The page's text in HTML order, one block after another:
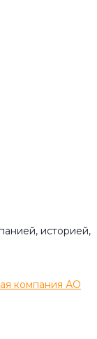
историей,
компания АО